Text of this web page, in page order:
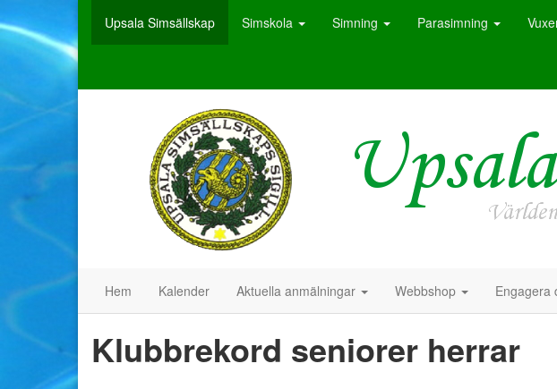
Upsala Simsällskap Simskola Simning Parasimning
Hem Kalender Aktuella anmälningar Webbshop Engagera
Klubbrekord seniorer herrar